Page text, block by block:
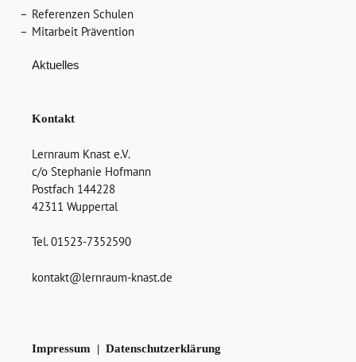
Referenzen Schulen
Mitarbeit Prävention
Aktuelles
Kontakt
Lernraum Knast e.V.
c/o Stephanie Hofmann
Postfach 144228
42311 Wuppertal
Tel. 01523-7352590
kontakt@lernraum-knast.de
Impressum | Datenschutzerklärung